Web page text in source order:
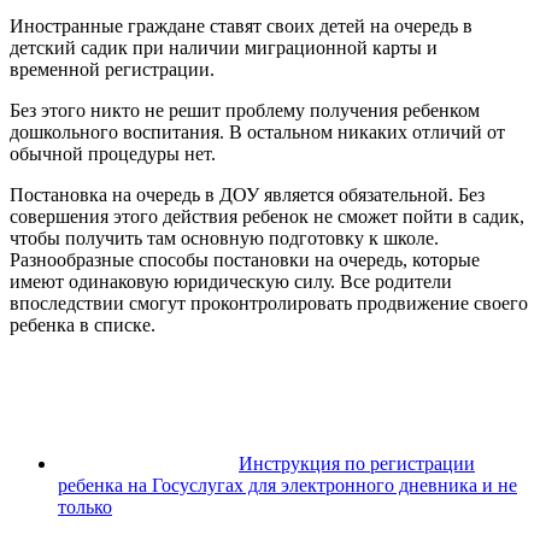
Иностранные граждане ставят своих детей на очередь в
детский садик при наличии миграционной карты и
временной регистрации.
Без этого никто не решит проблему получения ребенком
дошкольного воспитания. В остальном никаких отличий от
обычной процедуры нет.
Постановка на очередь в ДОУ является обязательной. Без
совершения этого действия ребенок не сможет пойти в садик,
чтобы получить там основную подготовку к школе.
Разнообразные способы постановки на очередь, которые
имеют одинаковую юридическую силу. Все родители
впоследствии смогут проконтролировать продвижение своего
ребенка в списке.
Инструкция по регистрации
ребенка на Госуслугах для электронного дневника и не
только